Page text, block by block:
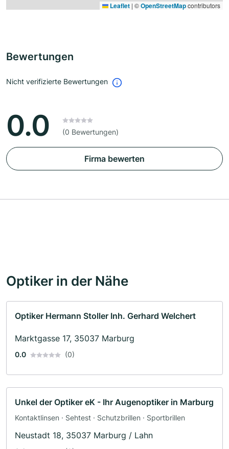
Leaflet | ©OpenStreetMapcontributors
Bewertungen
Nicht verifizierte Bewertungen
0.0 (0 Bewertungen)
Firma bewerten
Optiker in der Nähe
Optiker Hermann Stoller Inh. Gerhard Welchert
Marktgasse 17, 35037 Marburg
0.0 (0)
Unkel der Optiker eK - Ihr Augenoptiker in Marburg
Kontaktlinsen · Sehtest · Schutzbrillen · Sportbrillen
Neustadt 18, 35037 Marburg / Lahn